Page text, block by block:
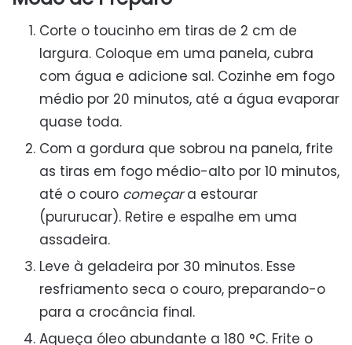
Corte o toucinho em tiras de 2 cm de
largura. Coloque em uma panela, cubra
com água e adicione sal. Cozinhe em fogo
médio por 20 minutos, até a água evaporar
quase toda.
Com a gordura que sobrou na panela, frite
as tiras em fogo médio-alto por 10 minutos,
até o couro começara estourar
(pururucar). Retire e espalhe em uma
assadeira.
Leve à geladeira por 30 minutos. Esse
resfriamento seca o couro, preparando-o
para a crocância final.
Aqueça óleo abundante a 180 °C. Frite o